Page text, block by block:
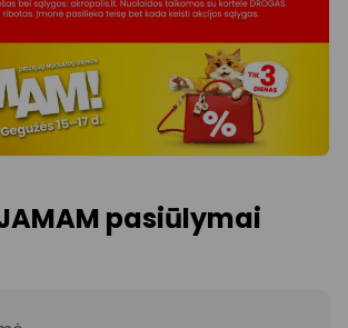
JAMAM pasiūlymai